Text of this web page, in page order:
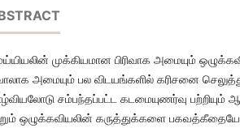
முக்கியமான பிரிவாக அமையும்
அமையும் பல விடயங்களில் கரிசனை
சம்பந்தப்பட்ட கடமையுணர்வு பற்றியும்
ஒழுக்கவியலின் கருத்துக்களை